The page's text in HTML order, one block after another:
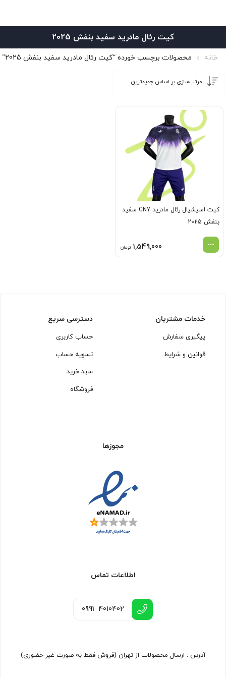
کیت رئال مادرید سفید بنفش 2025
خانه محصولات برچسب خورده “کیت رئال مادرید سفید بنفش 2025”
کیت اسپشیال رئال مادرید CNY سفید
بنفش 2025
1,549,000 تومان
خدمات مشتریان
پیگیری سفارش
قوانین و شرایط
دسترسی سریع
حساب کاربری
تسویه حساب
سبد خرید
فروشگاه
مجوزها
اطلاعات تماس
0991 4010402
آدرس : ارسال محصولات از تهران (فروش فقط به صورت غیر حضوری)